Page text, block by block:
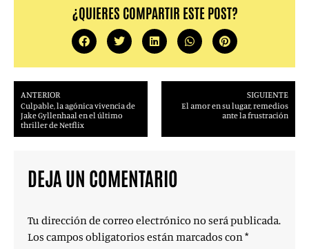
¿QUIERES COMPARTIR ESTE POST?
ANTERIOR
Culpable, la agónica vivencia de
Jake Gyllenhaal en el último
thriller de Netflix
SIGUIENTE
El amor en su lugar, remedios
ante la frustración
DEJA UN COMENTARIO
Tu dirección de correo electrónico no será publicada.
Los campos obligatorios están marcados con*